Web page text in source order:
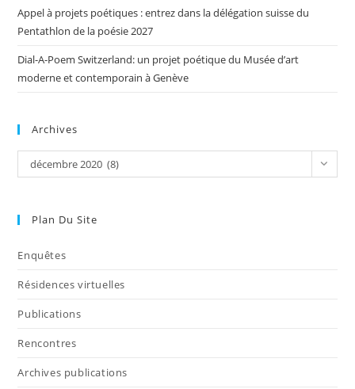
Appel à projets poétiques : entrez dans la délégation suisse du
Pentathlon de la poésie 2027
Dial-A-Poem Switzerland: un projet poétique du Musée d’art
moderne et contemporain à Genève
Archives
décembre 2020 (8)
Plan Du Site
Enquêtes
Résidences virtuelles
Publications
Rencontres
Archives publications